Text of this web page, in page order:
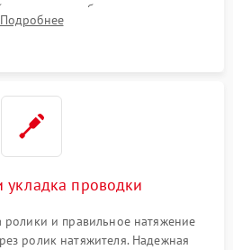
глубокая очистка
вентилятора и воздуховодов от
Подробнее
укладка проводки
ролики и правильное натяжение
ролик натяжителя. Надежная